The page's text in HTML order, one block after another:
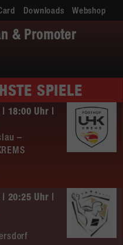
Downloads Webshop
& Promoter
SPIELE
| 18:00 Uhr |
–
| 20:25 Uhr |